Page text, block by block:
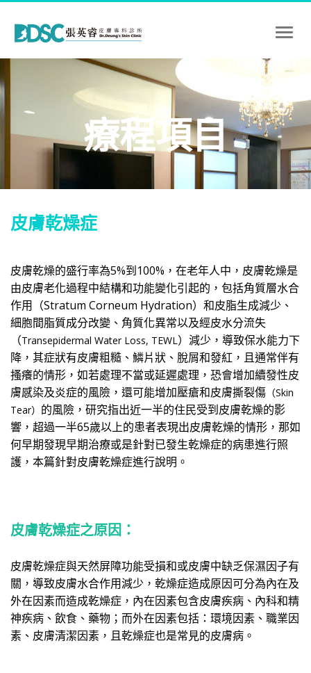
Toggle
療程項目
皮膚乾燥症
皮膚乾燥的盛行率為5%到100% ，在老年人中，皮膚乾燥是
由皮膚老化過程中結構和功能變化引起的，包括角質層水合
作用（Stratum Corneum Hydration）和皮脂生成減少、
細胞間脂質成分改變、角質化異常以及經皮水分流失
（Transepidermal Water Loss, TEWL）減少，導致保水能力下
降，其症狀有皮膚粗糙、鱗片狀、脫屑和發紅，且通常伴有
搔癢的情形，如若處理不當或延遲處理，恐會增加續發性皮
膚感染及炎症的風險，還可能增加壓瘡和皮膚撕裂傷 （Skin
Tear） 的風險，研究指出近一半的住民受到皮膚乾燥的影
響，超過一半65歲以上的患者表現出皮膚乾燥的情形，那如
何早期發現早期治療或是針對已發生乾燥症的病患進行照
護，本篇針對皮膚乾燥症進行說明。
皮膚乾燥症之原因：
皮膚乾燥症與天然屏障功能受損和或皮膚中缺乏保濕因子有
關，導致皮膚水合作用減少，乾燥症造成原因可分為內在及
外在因素而造成乾燥症，內在因素包含皮膚疾病、內科和精
神疾病、飲食、藥物；而外在因素包括：環境因素、職業因
素、皮膚清潔因素，且乾燥症也是常見的皮膚病。